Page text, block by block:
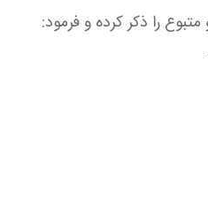
را ذكر كرده و فرمود: